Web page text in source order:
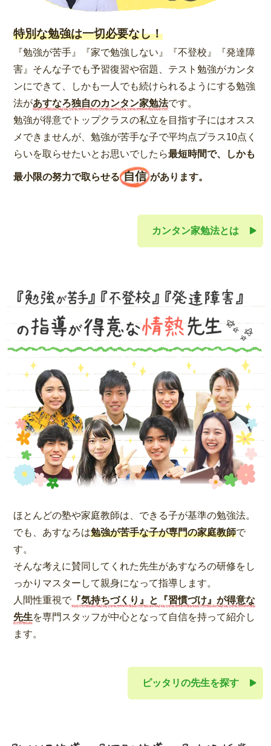
特別な勉強は一切必要なし！
『勉強が苦手』『家で勉強しない』『不登校』『発達障
害』そんな子でも予習復習や宿題、テスト勉強がカンタ
ンにできて、しかも一人でも続けられるようにする勉強
法があすなろ独自のカンタン家勉法です。
勉強が得意でトップクラスの私立を目指す子にはオスス
メできませんが、勉強が苦手な子で平均点プラス10点く
らいを取らせたいとお思いでしたら最短時間で、しかも
最小限の努力で取らせる 自信 があります。
カンタン家勉法とは
ほとんどの塾や家庭教師は、できる子が基準の勉強法。
でも、あすなろは勉強が苦手な子が専門の家庭教師で
す。
そんな考えに賛同してくれた先生があすなろの研修をし
っかりマスターして親身になって指導します。
人間性重視で『気持ちづくり』と『習慣づけ』が得意な
先生を専門スタッフが中心となって自信を持って紹介し
ます。
ピッタリの先生を探す